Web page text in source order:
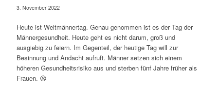
3. November 2022
Heute ist Weltmännertag. Genau genommen ist es der Tag der
Männergesundheit. Heute geht es nicht darum, groß und
ausgiebig zu feiern. Im Gegenteil, der heutige Tag will zur
Besinnung und Andacht aufruft. Männer setzen sich einem
höheren Gesundheitsrisiko aus und sterben fünf Jahre früher als
Frauen. 😦